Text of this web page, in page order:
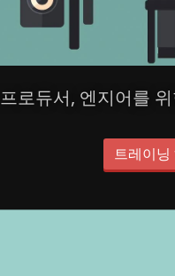
프로듀서, 엔지어를
트레이닝